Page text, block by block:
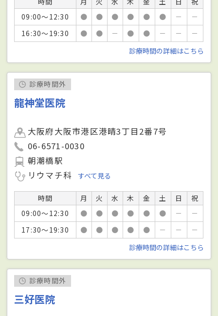
09:00～12:30
● ● ● ● ● ● －
－
16:30～19:30
● ● － ● ● － －
－
診療時間の詳細はこちら
診療時間外
龍神堂医院
大阪府大阪市港区港晴3丁目2番7号
06-6571-0030
朝潮橋駅
リウマチ科
すべて見る
時間 月 火 水 木 金 土 日
祝
09:00～12:30
● ● ● ● ● ● －
－
17:30～19:30
● ● ● ● ● － －
－
診療時間の詳細はこちら
診療時間外
三好医院